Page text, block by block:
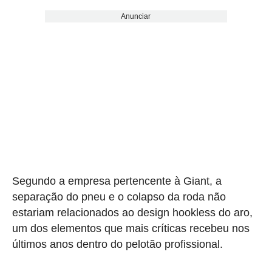
Anunciar
Segundo a empresa pertencente à Giant, a
separação do pneu e o colapso da roda não
estariam relacionados ao design hookless do aro,
um dos elementos que mais críticas recebeu nos
últimos anos dentro do pelotão profissional.